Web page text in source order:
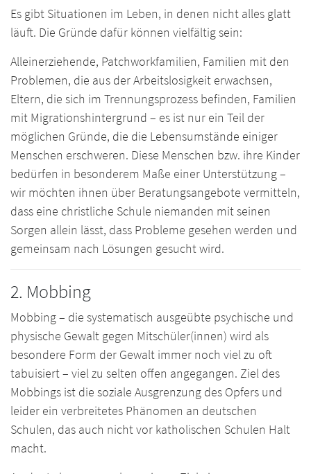
Es gibt Situationen im Leben, in denen nicht alles glatt
läuft. Die Gründe dafür können vielfältig sein:
Alleinerziehende, Patchworkfamilien, Familien mit den
Problemen, die aus der Arbeitslosigkeit erwachsen,
Eltern, die sich im Trennungsprozess befinden, Familien
mit Migrationshintergrund – es ist nur ein Teil der
möglichen Gründe, die die Lebensumstände einiger
Menschen erschweren. Diese Menschen bzw. ihre Kinder
bedürfen in besonderem Maße einer Unterstützung –
wir möchten ihnen über Beratungsangebote vermitteln,
dass eine christliche Schule niemanden mit seinen
Sorgen allein lässt, dass Probleme gesehen werden und
gemeinsam nach Lösungen gesucht wird.
2. Mobbing
Mobbing – die systematisch ausgeübte psychische und
physische Gewalt gegen Mitschüler(innen) wird als
besondere Form der Gewalt immer noch viel zu oft
tabuisiert – viel zu selten offen angegangen. Ziel des
Mobbings ist die soziale Ausgrenzung des Opfers und
leider ein verbreitetes Phänomen an deutschen
Schulen, das auch nicht vor katholischen Schulen Halt
macht.